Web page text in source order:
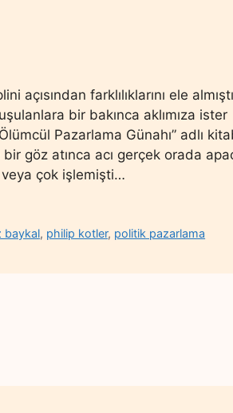
açısından farklılıklarını ele
bir bakınca aklımıza ister
Pazarlama Günahı” adlı
göz atınca acı gerçek orada
veya çok işlemişti…
baykal, philip kotler, politik pazarlama